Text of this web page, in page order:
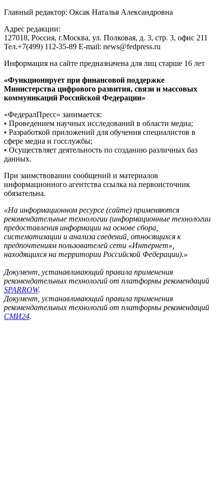
Главный редактор: Оксак Наталья Александровна
Адрес редакции:
127018, Россия, г.Москва, ул. Полковая, д. 3, стр. 3, офис 211
Тел.+7(499) 112-35-89 E-mail: news@fedpress.ru
Информация на сайте предназначена для лиц старше 16 лет
«Функционирует при финансовой поддержке
Министерства цифрового развития, связи и массовых
коммуникаций Российской Федерации»
«ФедералПресс» занимается:
• Проведением научных исследований в области медиа;
• Разработкой приложений для обучения специалистов в
сфере медиа и госслужбы;
• Осуществляет деятельность по созданию различных баз
данных.
При заимствовании сообщений и материалов
информационного агентства ссылка на первоисточник
обязательна.
«На информационном ресурсе (сайте) применяются
рекомендательные технологии (информационные технологии
предоставления информации на основе сбора,
систематизации и анализа сведений, относящихся к
предпочтениям пользователей сети «Интернет»,
находящихся на территории Российской Федерации).»
Документ, устанавливающий правила применения
рекомендательных технологий от платформы рекомендаций
SPARROW.
Документ, устанавливающий правила применения
рекомендательных технологий от платформы рекомендаций
СМИ24.